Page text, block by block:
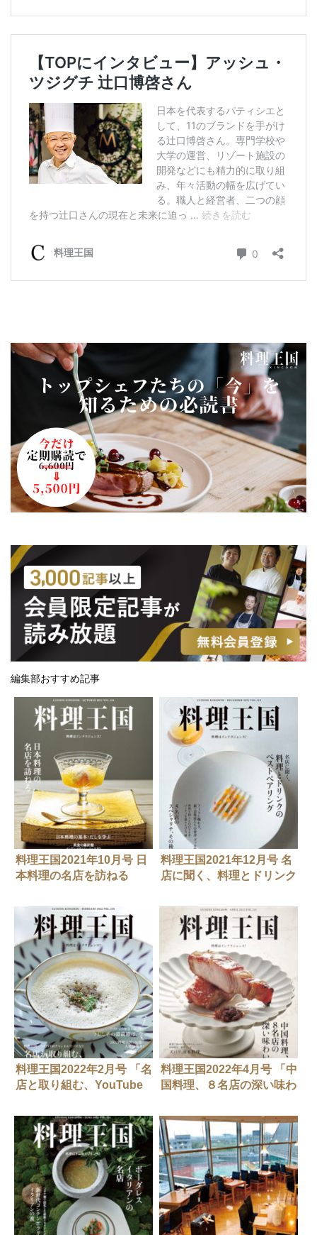
編集部おすすめ記事
料理王国2021年10月号 日
本料理の名店を訪ねる
料理王国2021年12月号 名
店に聞く、料理とドリンク
料理王国2022年2月号 「名
店と取り組む、YouTube
料理王国2022年4月号 「中
国料理、８名店の深い味わ